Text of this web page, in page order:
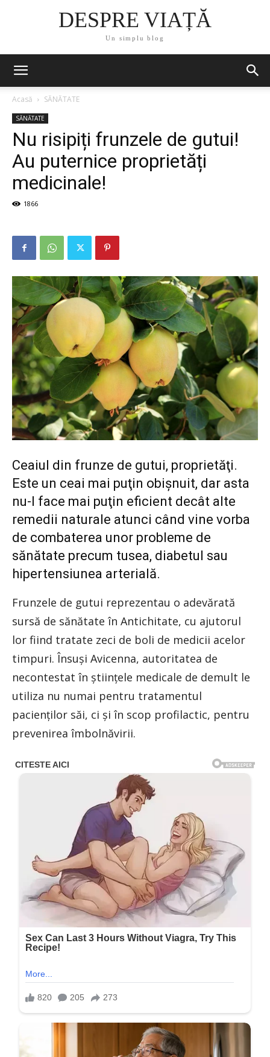
DESPRE VIAȚĂ
Un simplu blog
Acasă SĂNĂTATE
SĂNĂTATE
Nu risipiți frunzele de gutui!
Au puternice proprietăți
medicinale!
1866
Ceaiul din frunze de gutui, proprietăţi.
Este un ceai mai puţin obişnuit, dar asta
nu-l face mai puţin eficient decât alte
remedii naturale atunci când vine vorba
de combaterea unor probleme de
sănătate precum tusea, diabetul sau
hipertensiunea arterială.
Frunzele de gutui reprezentau o adevărată
sursă de sănătate în Antichitate, cu ajutorul
lor fiind tratate zeci de boli de medicii acelor
timpuri. Însuşi Avicenna, autoritatea de
necontestat în ştiinţele medicale de demult le
utiliza nu numai pentru tratamentul
pacienţilor săi, ci şi în scop profilactic, pentru
prevenirea îmbolnăvirii.